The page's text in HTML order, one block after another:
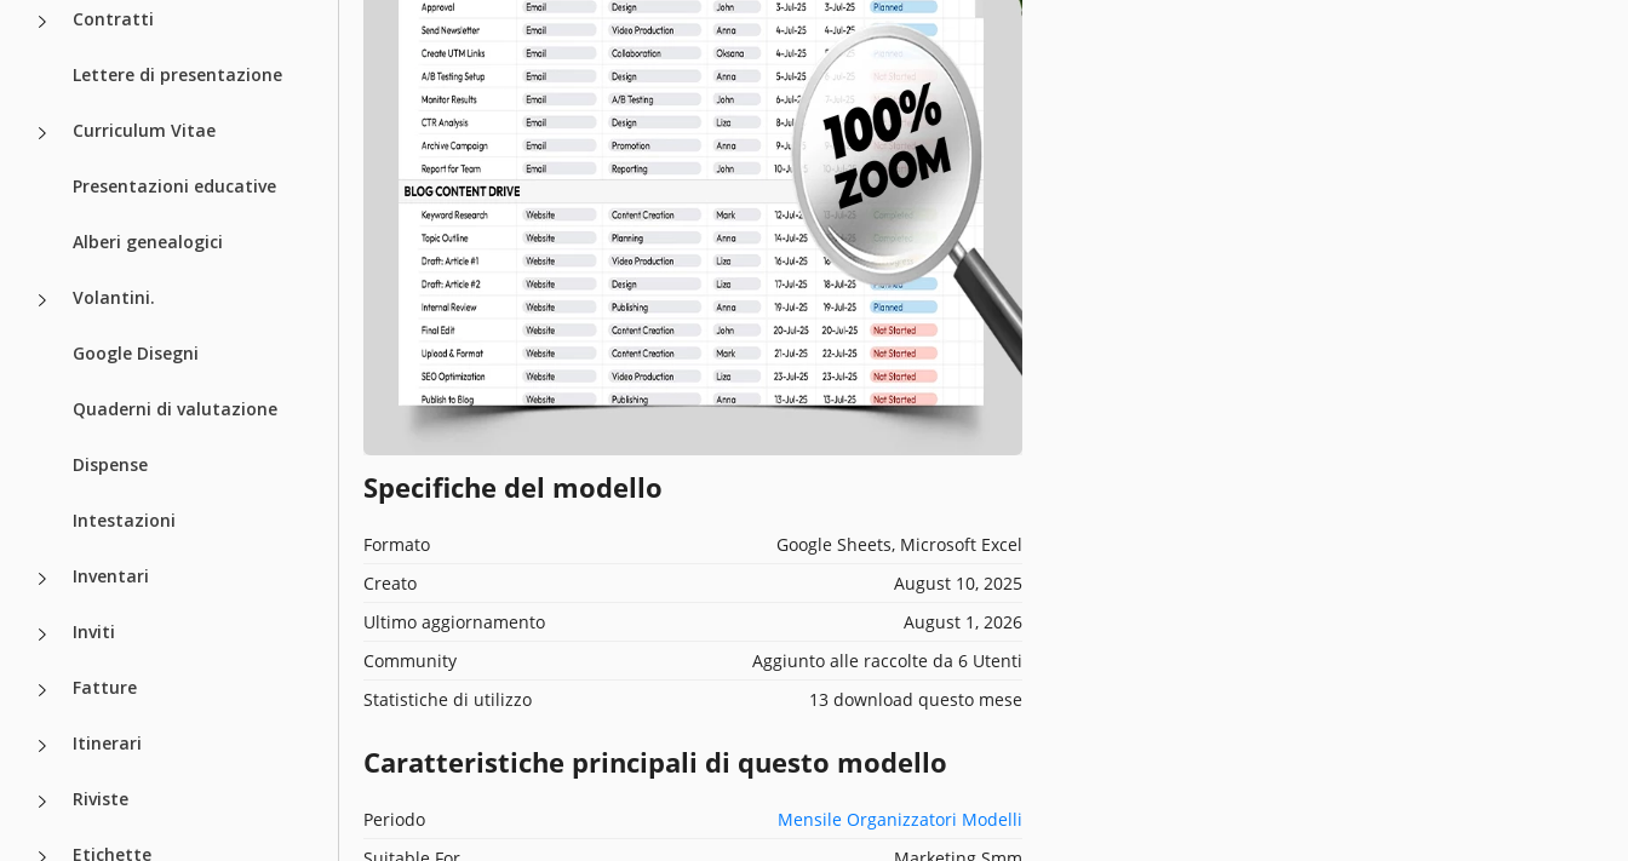
Contratti
Lettere di presentazione
Curriculum Vitae
Presentazioni educative
Alberi genealogici
Volantini.
Google Disegni
Quaderni di valutazione
Dispense
Intestazioni
Inventari
Inviti
Fatture
Itinerari
Riviste
Etichette
Specifiche del modello
Formato
Google Sheets, Microsoft Excel
Creato
August 10, 2025
Ultimo aggiornamento
August 1, 2026
Community
Aggiunto alle raccolte da 6 Utenti
Statistiche di utilizzo
13 download questo mese
Caratteristiche principali di questo modello
Periodo
Mensile Organizzatori Modelli